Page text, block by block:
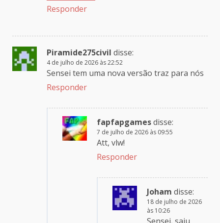
Responder
Piramide275civil disse:
4 de julho de 2026 às 22:52
Sensei tem uma nova versão traz para nós
Responder
fapfapgamesdisse:
7 de julho de 2026 às 09:55
Att, vlw!
Responder
Joham disse:
18 de julho de 2026
às 10:26